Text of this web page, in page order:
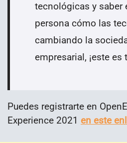
tecnológicas y saber
persona cómo las
cambiando la
empresarial, ¡este es
Puedes registrarte en
Experience 2021 en este